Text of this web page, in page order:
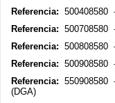
Referencia: 500408580
Referencia: 500708580
Referencia: 500808580
Referencia: 500908580
Referencia: 550908580
(DGA)